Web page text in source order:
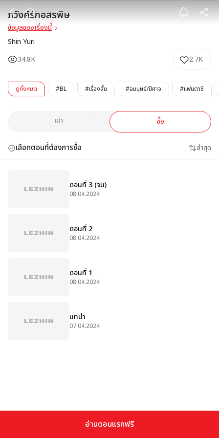
ภวังค์รักอสรพิษ
ภวังค์รักอสรพิษ
ข้อมูลของเรื่องนี้
Shin Yuri
34.8K
2.7K
ดูทั้งหมด #BL #เรื่องสั้น #อมนุษย์/ปีศาจ #แฟนตาซี
เช่า ซื้อ
เลือกตอนที่ต้องการซื้อ ล่าสุด
ตอนที่ 3 (จบ)
08.04.2024
ตอนที่ 2
08.04.2024
ตอนที่ 1
08.04.2024
บทนำ
07.04.2024
อ่านตอนแรกฟรี